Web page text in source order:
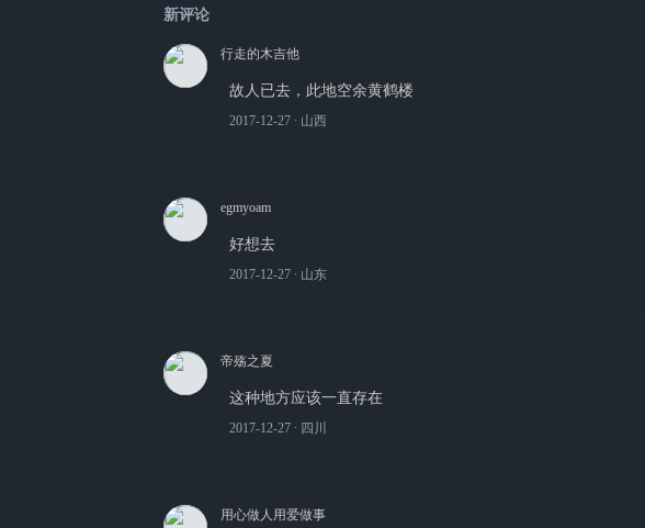
新评论
行走的木吉他
故人已去，此地空余黄鹤楼
2017-12-27 ∙ 山西
egmyoam
好想去
2017-12-27 ∙ 山东
帝殇之夏
这种地方应该一直存在
2017-12-27 ∙ 四川
用心做人用爱做事